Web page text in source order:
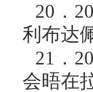
20．
利布达
21．
会晤在